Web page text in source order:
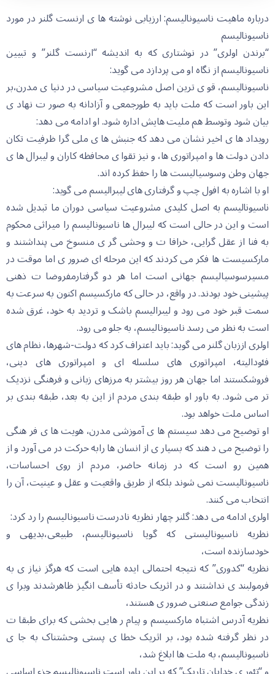
درباره ماهیت ناسیونالیسم: ارزیابی نوشته ها ی ارنست گلنر در مورد
ناسیونالیسم
“برندن اولری” در نوشتاری که به اندیشه “ارنست گلنر” و تبیین
ناسیونالیسم از نگاه او می پردازد می گوید:
ناسیونالیسم، قو ی ترین اصل مشروعیت سیاسی در دنیا ی مدرن،بر
این باور است که ملت باید به طورجمعی و آزادانه به صور ت نهاد ی
بیان شود وتوسط هم ملیت هایش اداره شود. او ادامه می دهد:
رویداد ها ی اخیر نشان می دهد که جنبش ها ی ملی گرا ظرفیت تکان
دادن دولت ها و امپراتوری ها، و نیز تقوا ی محافظه کاران و لیبرال ها ی
جهان وطن وسوسیالیست ها را حفظ کرده اند.
او با اشاره به افول چپ و گرفتاری های لیبرالیسم می گوید:
ﻧﺎﺳﯿﻮﻧﺎﻟﯿﺴﻢ ﺑﻪ اﺻﻞ ﮐﻠﯿﺪی ﻣﺸﺮوﻋﯿﺖ ﺳﯿﺎﺳﯽ دوران ﻣﺎ ﺗﺒﺪﯾﻞ ﺷﺪه
اﺳﺖ و این در حالی است که لیبرال ها ناسیونالیسم را میراثی محکوم
به فنا از عقل گرایی، خرافا ت و وحشی گر ی منسوخ می پنداشتند و
مارکسیست ها فکر می کردند که این مرحله ای ضرور ی اما موقت در
مسیرسوسیالیسم جهانی است اما هر دو گرفتارمفروضا ت ذهنی
پیشینی خود بودند. در واقع، در حالی که مارکسیسم اکنون به سرعت به
سمت قبر خود می رود و لیبرالیسم باشک و تردید به خود، غرق شده
است به نظر می رسد ناسیونالیسم، به جلو می رود.
اولری اززبان گلنر می گوید: باید اعتراف کرد که دولت-شهرها، نظام های
فئودالیته، امپراتوری های سلسله ای و امپراتوری های دینی،
فروشکستند اما جهان هر روز بیشتر به مرزهای زبانی و فرهنگی نزدیک
تر می شود. به باور او طبقه بندی مردم از این به بعد، طبقه بندی بر
اساس ملت خواهد بود.
او توضیح می دهد سیستم ها ی آموزشی مدرن، هویت ها ی فر هنگی
را توضیح می د هند که بسیار ی از انسان ها رابه حرکت در می آورد و از
همین رو است که در زمانه حاضر، مردم از روی احساسات،
ناسیونالیست نمی شوند بلکه از طریق واقعیت و عقل و عینیت، آن را
انتخاب می کنند.
اولری ادامه می دهد: گلنر چهار نظریه نادرست ناسیونالیسم را رد کرد:
نظریه ناسیونالیستی که گویا ناسیونالیسم، طبیعی،بدیهی و
خودسازنده است،
نظریه “کدوری” که نتیجه احتمالی ایده هایی است که هرگز نیاز ی به
فرمولبند ی نداشتند و در اثریک حادثه تأسف انگیز ظاهرشدند وبرا ی
زندگی جوامع صنعتی ضرور ی هستند،
نظریه آدرس اشتباه مارکسیسم و پیام ر هایی بخشی که برای طبقا ت
در نظر گرفته شده بود، بر اثریک خطا ی پستی وحشتناک به جا ی
ناسیونالیسم، به ملت ها ابلاغ شد،